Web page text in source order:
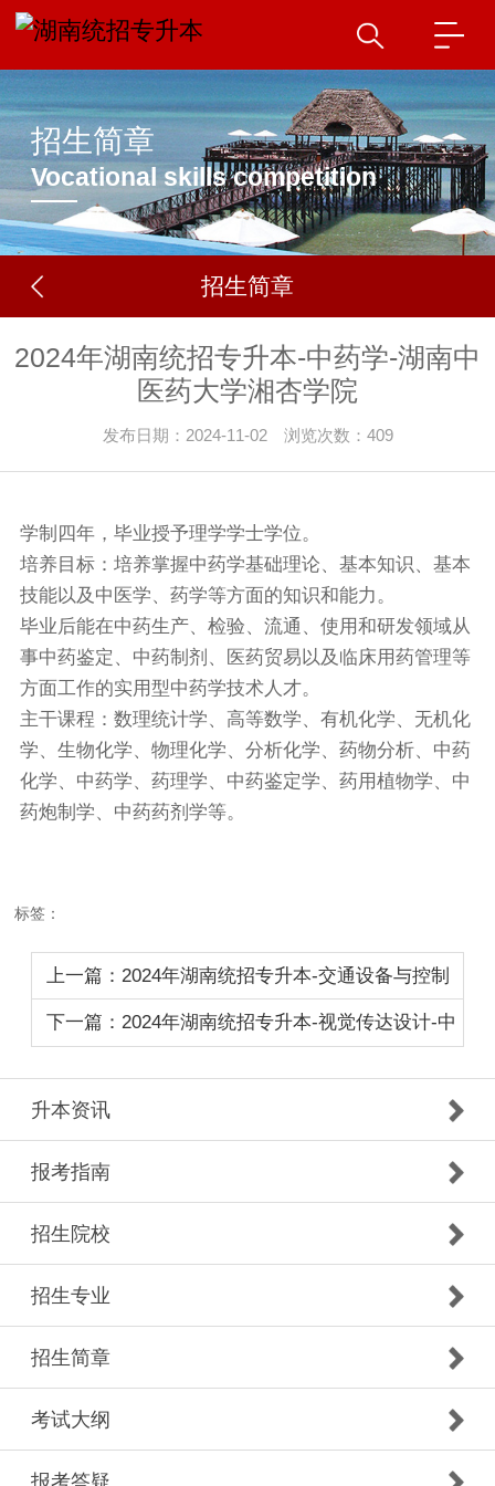
招生简章
Vocational skills competition
招生简章
2024年湖南统招专升本-中药学-湖南中
医药大学湘杏学院
发布日期：2024-11-02 浏览次数：409
学制四年，毕业授予理学学士学位。
培养目标：培养掌握中药学基础理论、基本知识、基本
技能以及中医学、药学等方面的知识和能力。
毕业后能在中药生产、检验、流通、使用和研发领域从
事中药鉴定、中药制剂、医药贸易以及临床用药管理等
方面工作的实用型中药学技术人才。
主干课程：数理统计学、高等数学、有机化学、无机化
学、生物化学、物理化学、分析化学、药物分析、中药
化学、中药学、药理学、中药鉴定学、药用植物学、中
药炮制学、中药药剂学等。
标签：
上一篇：2024年湖南统招专升本-交通设备与控制
工程-中南大学
下一篇：2024年湖南统招专升本-视觉传达设计-中
升本资讯
报考指南
招生院校
招生专业
招生简章
考试大纲